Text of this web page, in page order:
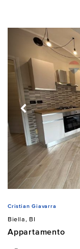
Cristian Giavarra
Biella, BI
Appartamento